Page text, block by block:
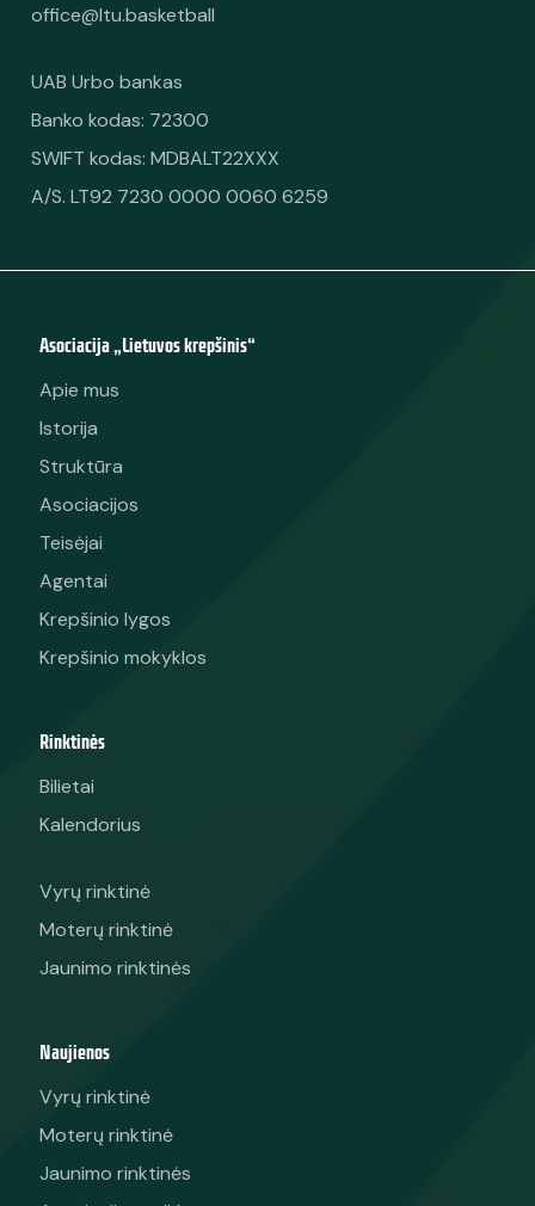
office@ltu.basketball
UAB Urbo bankas
Banko kodas: 72300
SWIFT kodas: MDBALT22XXX
A/S. LT92 7230 0000 0060 6259
Asociacija „Lietuvos krepšinis“
Apie mus
Istorija
Struktūra
Asociacijos
Teisėjai
Agentai
Krepšinio lygos
Krepšinio mokyklos
Rinktinės
Bilietai
Kalendorius
Vyrų rinktinė
Moterų rinktinė
Jaunimo rinktinės
Naujienos
Vyrų rinktinė
Moterų rinktinė
Jaunimo rinktinės